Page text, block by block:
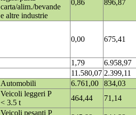
carta/alim./bevande
e altre industrie
0,86 896,87
0,00 675,41
1,79
6.958,97
11.580,07 2.399,11
Automobili
6.761,00
834,03
Veicoli leggeri P
< 3.5 t
464,44
71,14
Veicoli pesanti P